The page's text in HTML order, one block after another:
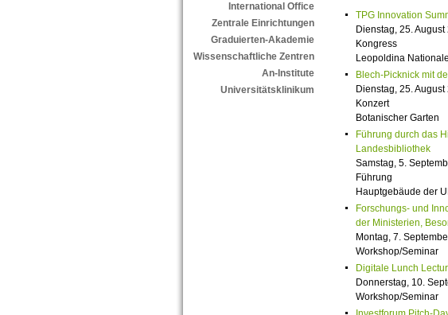
International Office
Zentrale Einrichtungen
Graduierten-Akademie
Wissenschaftliche Zentren
An-Institute
Universitätsklinikum
TPG Innovation
Dienstag, 25.
Kongress
Leopoldina
Blech-Picknick mit
Dienstag, 25.
Konzert
Botanischer Garten
Führung durch das
Landesbibliothek
Samstag, 5.
Führung
Hauptgebäude der
Forschungs- und
der Ministerien,
Montag, 7.
Workshop/Seminar
Digitale Lunch
Donnerstag, 10.
Workshop/Seminar